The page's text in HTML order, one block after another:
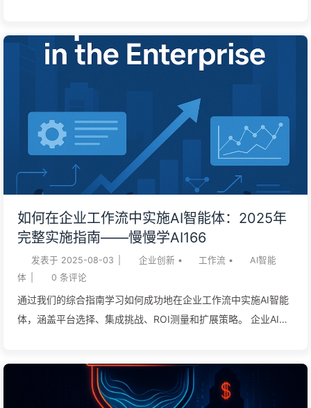
产力。然而，面对市面上琳琅满目的 AI 工具，如何选择最适合
自己的？又有哪些高效实用的国产 AI 工具平替方案，能让我们
在享受 AI 便利的同时，兼顾本土化需求？ 本文将为您深度盘点
2025 年最受欢迎的 12 款爆款 AI 工具，并为您揭示它们如何通
过具体场景，引发您对效率提升的共鸣。更重要的是，我们还将
为您提供一系列优质的国内 AI 工具平替方案，助您轻松驾驭 AI
时代，实现工作效率倍增！ AI 工具详解与场景共鸣：你的专属
效率利器1. AI 浏览器：信息获取的革命者Perplexity 功能概述：
合与分析平台。它能够深入理解你的查询意图，从海量信息中提
取关键内容，并以简洁明了的总结形式呈现，同时提供详细的引
用来源。这使得信息检索不再是简单的关键词匹配，而是深度理
解与高效获取...
如何在企业工作流中实施AI智能体：2025年
完整实施指南——慢慢学AI166
发表于 2025-08-03 企业创新 • 工作流 •
AI智能
体
0 条评论
通过我们的综合指南学习如何成功地在企业工作流中实施AI智能
体，涵盖平台选择、集成挑战、ROI测量和扩展策略。 企业AI采
作流中部署智能体的实际现实中仍然挣扎。成功的AI智能体实施
与昂贵失败之间的差异往往归结为拥有一个结构化的、有条理的